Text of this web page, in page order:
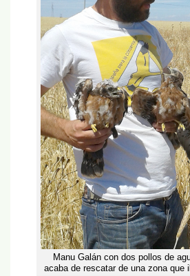
Manu Galán con dos pollos de
acaba de rescatar de una zona que